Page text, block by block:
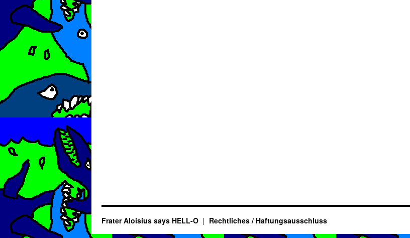
Frater Aloisius says HELL-O Rechtliches / Haftungsausschluss